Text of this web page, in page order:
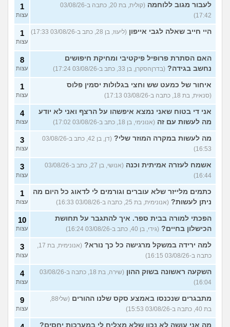
לעבור מגוב ללוחמה
(קולית, בת 20, כתבה ב-03/08/26
17:42)
1
עצות
היי חייב שאלה לגבי אייפון (ליעוז, בן 28, כתב ב-03/08/26 17:33) 1
עצות
האם הסתרת פרופיל פיקטיבי ומחיקת חיפושים
נחשב בגידה? (בדרןהסקרן, בן 33, כתב ב-03/08/26 17:24)
8
עצות
איחור של כמעט שש וחצי בגלולות יסמין פלוס
(סנאית, בת 18, כתבה ב-03/08/26 17:13)
1
עצות
אני די בטוח שאני נמצא איפשהו על הרצף ואני לא יודע
מה לעשות עם זה (אנונימי, בן 18, כתב ב-03/08/26 17:02)
4
עצות
מה לעשות במקרה המוזר שלי?
(דן, בן 42, כתב ב-03/08/26
16:53)
3
עצות
אשמח לעזרה אמיתית וכנה
(אנושי, בן 27, כתב ב-03/08/26
16:44)
3
עצות
כתמים מלייזר שלא עוברים וגורמים לי לדאוג כל היום מה
ניתן לעשות? (אנונימית, בת 25, כתבה ב-03/08/26 16:33)
1
עצות
הפכתי למורה בבית ספר. איך להתגבר על תחושת
הכישלון בחיים? (גידי, בן 40, כתב ב-03/08/26 16:24)
10
עצות
למה ירידה במשקל מרגישה כל כך נורא?
(אנונימית, בת 17,
כתבה ב-03/08/26 16:15)
3
עצות
השקעה ראשונה בשוק ההון
(שירה, בת 18, כתבה ב-03/08/26
16:04)
4
עצות
מתבגרים שנכנסו באמצע סקס שלנו ההורים
(שלי88,
בת 40, כתבה ב-03/08/26 15:53)
9
עצות
מה אני עושה לא נכון שלא מצליח לי במערכות יחסים?